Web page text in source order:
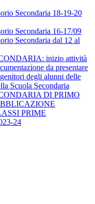
Secondaria 18-19-20
Secondaria 16-17/09
Secondaria dal 12 al
inizio attività
da presentare
degli alunni delle
Scuola Secondaria
DI PRIMO
PRIME
24